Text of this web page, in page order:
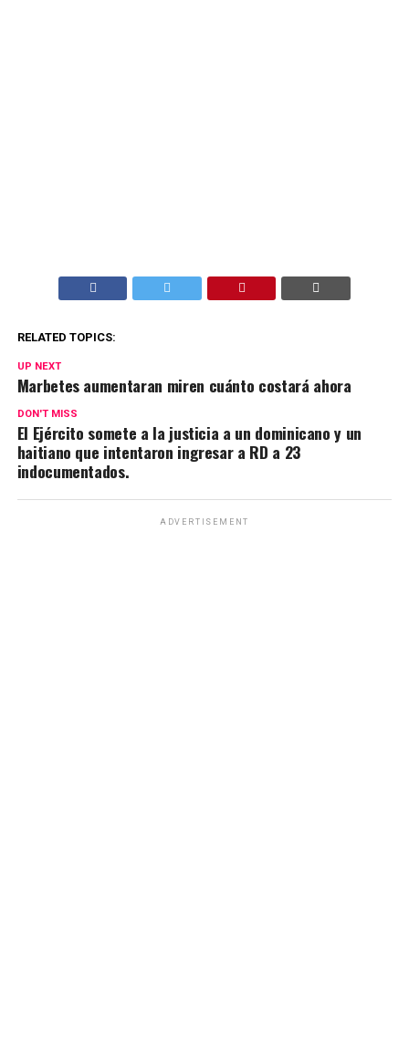
RELATED TOPICS:
UP NEXT
Marbetes aumentaran miren cuánto costará ahora
DON'T MISS
El Ejército somete a la justicia a un dominicano y un
haitiano que intentaron ingresar a RD a 23
indocumentados.
ADVERTISEMENT